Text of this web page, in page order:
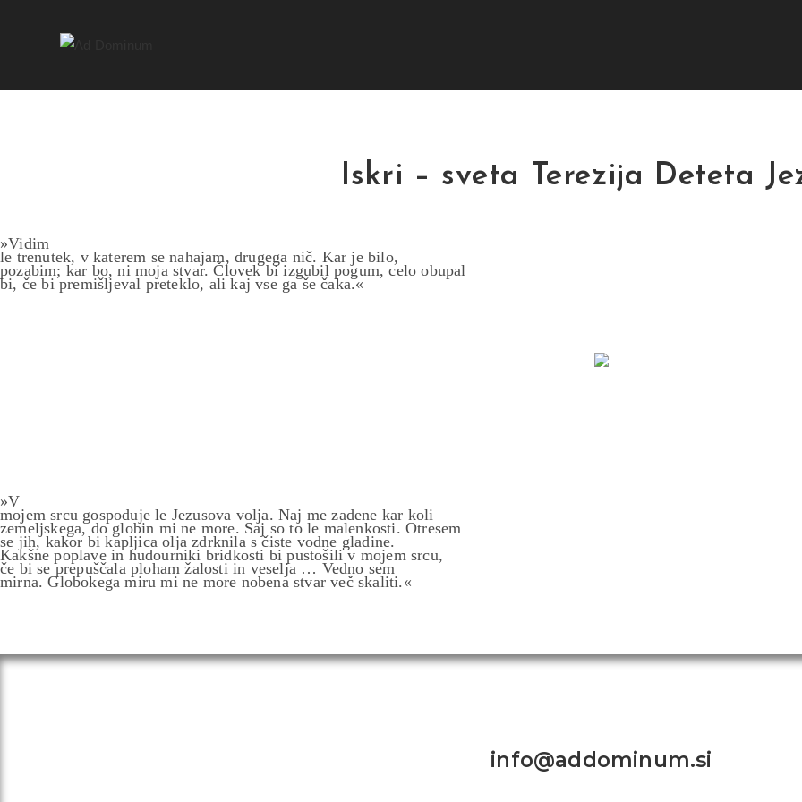
Iskri – sveta Terezija Deteta
»Vidim
le trenutek, v katerem se nahajam, drugega nič. Kar je bilo,
pozabim; kar bo, ni moja stvar. Človek bi izgubil pogum, celo obupal
bi, če bi premišljeval preteklo, ali kaj vse ga še čaka.«
»V
mojem srcu gospoduje le Jezusova volja. Naj me zadene kar koli
zemeljskega, do globin mi ne more. Saj so to le malenkosti. Otresem
se jih, kakor bi kapljica olja zdrknila s čiste vodne gladine.
Kakšne poplave in hudourniki bridkosti bi pustošili v mojem srcu,
če bi se prepuščala ploham žalosti in veselja … Vedno sem
mirna. Globokega miru mi ne more nobena stvar več skaliti.«
info@addominum.si